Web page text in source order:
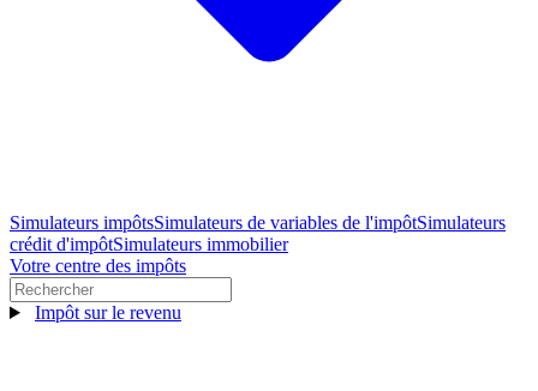
Simulateurs impôtsSimulateurs de variables de l'impôtSimulateurs
crédit d'impôtSimulateurs immobilier
Votre centre des impôts
Impôt sur le revenu